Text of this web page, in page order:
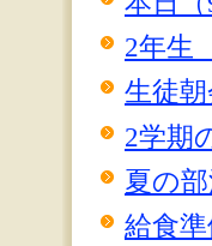
2年生
生徒朝
2学期
夏の
給食